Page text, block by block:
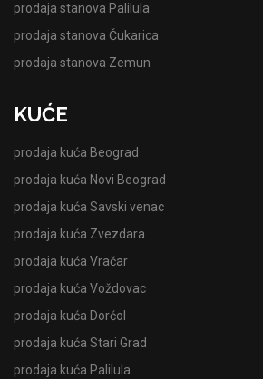
prodaja stanova Palilula
prodaja stanova Čukarica
prodaja stanova Zemun
KUĆE
prodaja kuća Beograd
prodaja kuća Novi Beograd
prodaja kuća Savski venac
prodaja kuća Zvezdara
prodaja kuća Vračar
prodaja kuća Voždovac
prodaja kuća Dorćol
prodaja kuća Stari Grad
prodaja kuća Palilula